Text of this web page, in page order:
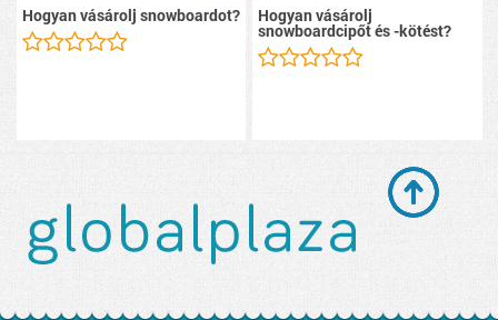
Hogyan vásárolj snowboardot? Hogyan vásárolj
snowboardcipőt és -kötést?